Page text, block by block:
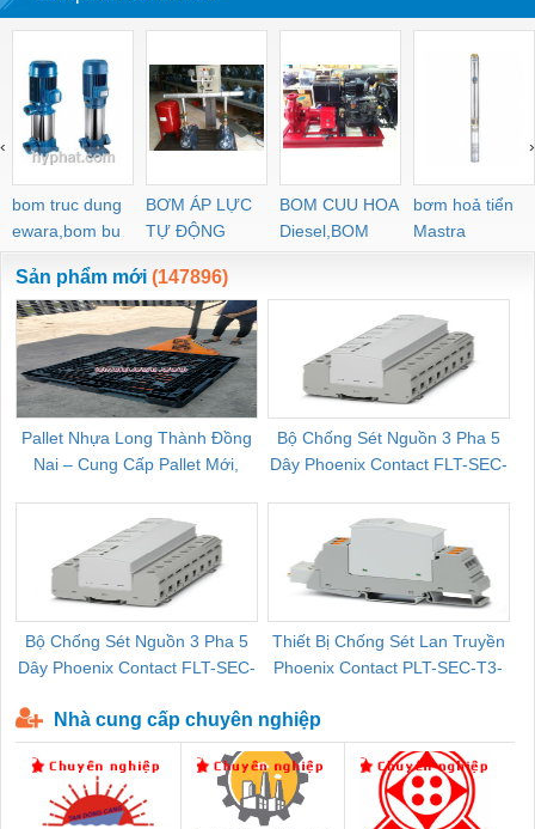
bom truc dung
ewara,bom bu
ewara
BƠM ÁP LỰC
TỰ ĐỘNG
BOM CUU HOA
Diesel,BOM
CHUA CHAY
bơm hoả tiển
Mastra
‹ ›
Sản phẩm mới (147896)
Pallet Nhựa Long Thành Đồng
Nai – Cung Cấp Pallet Mới,
Bộ Chống Sét Nguồn 3 Pha 5
Dây Phoenix Contact FLT-SEC-
Bộ Chống Sét Nguồn 3 Pha 5
Dây Phoenix Contact FLT-SEC-
Thiết Bị Chống Sét Lan Truyền
Phoenix Contact PLT-SEC-T3-
Nhà cung cấp chuyên nghiệp